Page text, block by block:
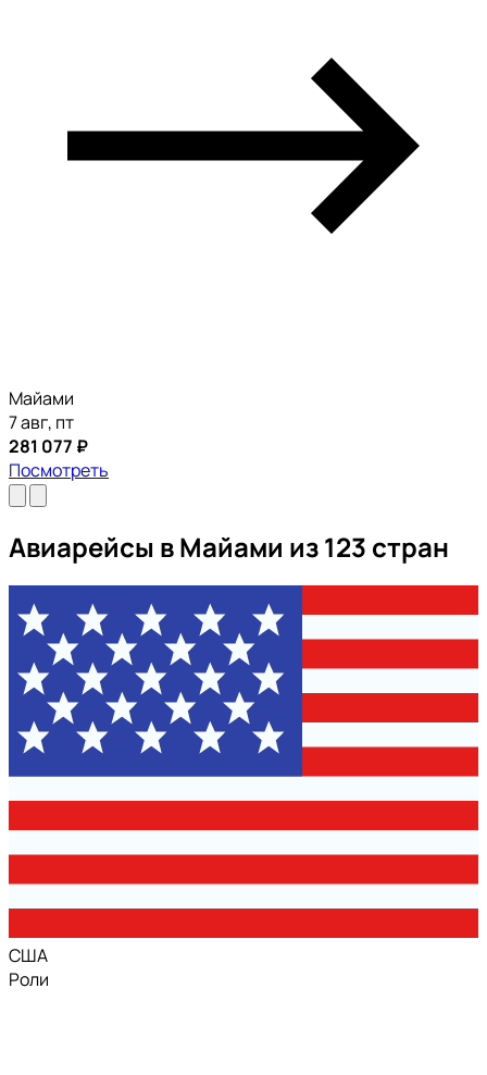
Майами
7 авг, пт
281 077 ₽
Посмотреть
Авиарейсы в Майами из 123 стран
США
Роли